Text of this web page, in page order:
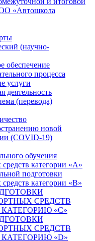
«Автошкола
(научно-
обеспечение
процесса
услуги
деятельность
(перевода)
новой
(COVID-19)
обучения
категории «А»
подготовки
категории «В»
СРЕДСТВ
«C»
СРЕДСТВ
«D»